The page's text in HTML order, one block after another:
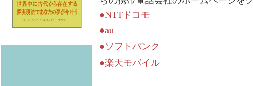
●NTTドコモ
●au
●ソフトバンク
●楽天モバイル